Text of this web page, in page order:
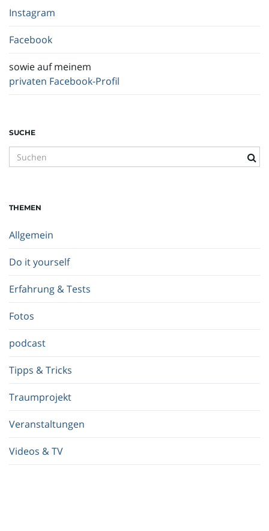
Instagram
Facebook
sowie auf meinem
privaten Facebook-Profil
SUCHE
u
b
g
i
f
.
.
.
THEMEN
Allgemein
Do it yourself
Erfahrung & Tests
Fotos
podcast
Tipps & Tricks
Traumprojekt
Veranstaltungen
Videos & TV